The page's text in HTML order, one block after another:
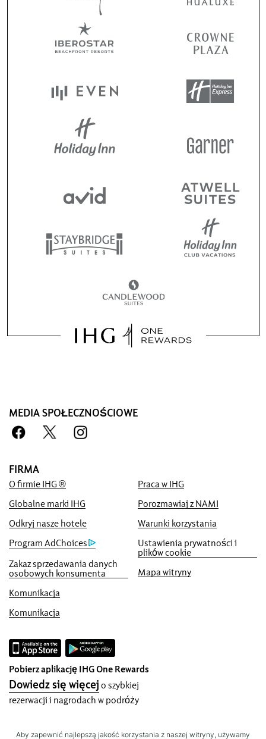
MEDIA SPOŁECZNOŚCIOWE
FIRMA
O firmie IHG ®
Praca w IHG
Globalne marki IHG
Porozmawiaj z NAMI
Odkryj nasze hotele
Warunki korzystania
Program AdChoices
Ustawienia prywatności i
plików cookie
Zakaz sprzedawania danych
osobowych konsumenta
Mapa witryny
Komunikacja
Komunikacja
Pobierz aplikację IHG One Rewards
Dowiedz się więcej o szybkiej
rezerwacji i nagrodach w podróży
Zarezerwuj u nas i ciesz się
korzyściami
Obiecujemy Ci najniższą dostępną cenę
online lub my dorównamy Ci i damy Ci
pięciokrotność punktów IHG® One
Rewards, do maksymalnej liczby 40,000-
punktów.
Gwarancja rezerwacji online
Gwarantujemy dostępność pokoju
Bez prowizji za rezerwację!
Nie pobieramy opłata za bezpośrednie
rezerwacje.
IHG poważnie podchodzi do Twojej
prywatności i robi wszystko, by chronić
Ciebie i Twoje dane. Wszystkie podane
dane osobowe są zaszyfrowane i
bezpiecznie.
Aby zapewnić najlepszą jakość korzystania z naszej witryny, używamy